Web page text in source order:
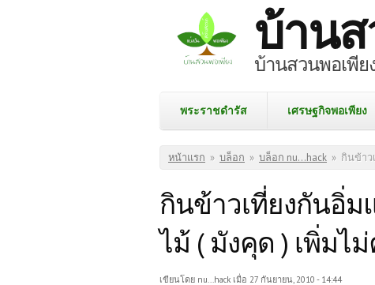
บ้าน
บ้านสวนพอเพีย
พระราชดำรัส เศรษฐกิจพอเพียง
คุณอยู่ที่นี่
หน้าแรก » บล็อก » บล็อก nu...hack » กินข้าว
กินข้าวเที่ยงกันอิ่ม
ไม้ ( มังคุด ) เพิ่มไ
เขียนโดย nu...hack เมื่อ 27 กันยายน, 2010 - 14:44